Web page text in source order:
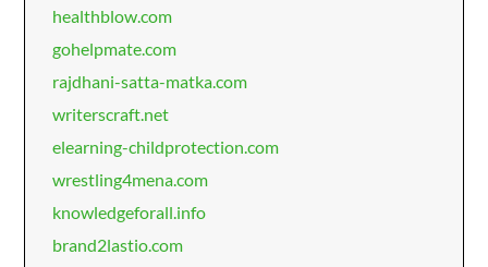
healthblow.com
gohelpmate.com
rajdhani-satta-matka.com
writerscraft.net
elearning-childprotection.com
wrestling4mena.com
knowledgeforall.info
brand2lastio.com